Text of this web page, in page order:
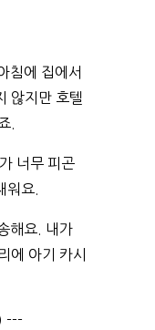
에 집에서
않지만 호텔
.
너무 피곤
요.
해요. 내가
에 아기 카시
---